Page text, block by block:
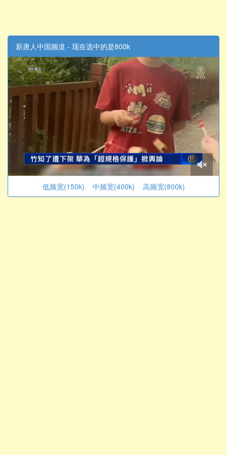
新唐人中国频道 - 现在选中的是800k
低频宽(150k) 中频宽(400k) 高频宽(800k)